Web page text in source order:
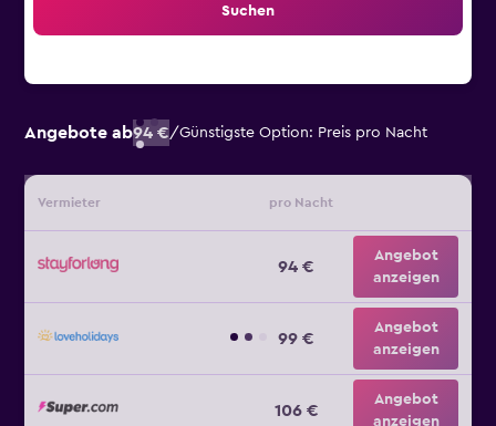
Suchen
Angebote ab94 €/Günstigste Option: Preis pro Nacht
Vermieter pro Nacht
94 €
Angebot
anzeigen
99 €
Angebot
anzeigen
106 €
Angebot
anzeigen